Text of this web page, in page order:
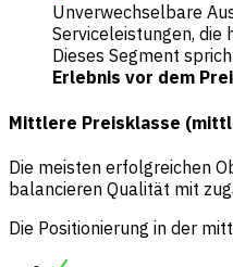
Unverwechselbare
Serviceleistungen, die
Dieses Segment
Erlebnis vor dem
Mittlere Preisklasse
Die meisten erfolgreichen
balancieren Qualität mit
Die Positionierung in der